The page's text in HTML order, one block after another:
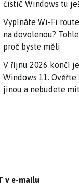
čistič Windows tu
Vypínáte Wi-Fi
na dovolenou?
proč byste měli
V říjnu 2026 končí
Windows 11. Ověřte
jinou a nebudete
v e-mailu